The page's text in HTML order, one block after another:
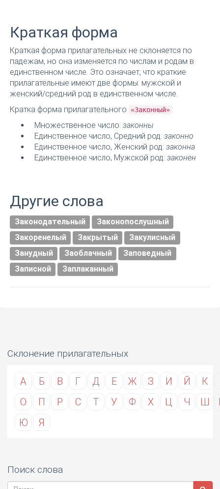
Краткая форма
Краткая форма прилагательных не склоняется по
падежам, но она изменяется по числам и родам в
единственном числе. Это означает, что краткие
прилагательные имеют две формы: мужской и
женский/средний род в единственном числе.
Кратка форма прилагательного
«Законный» :
Множественное число: законны
Единственное число, Средний род: законно
Единственное число, Женский род: законна
Единственное число, Мужской род: законен
Другие слова
Законодательный
Законопослушный
Закоренелый
Закрытый
Закулисный
Занудный
Заоблачный
Заповедный
Записной
Заплаканный
Склонение прилагательных
А Б В Г Д Е Ж З И Й К
О
П Р С Т У Ф Х Ц Ч Ш
Ю
Я
Поиск слова